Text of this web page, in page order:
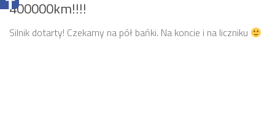
400000km!!!!
Silnik dotarty! Czekamy na pół bańki. Na koncie i na liczniku